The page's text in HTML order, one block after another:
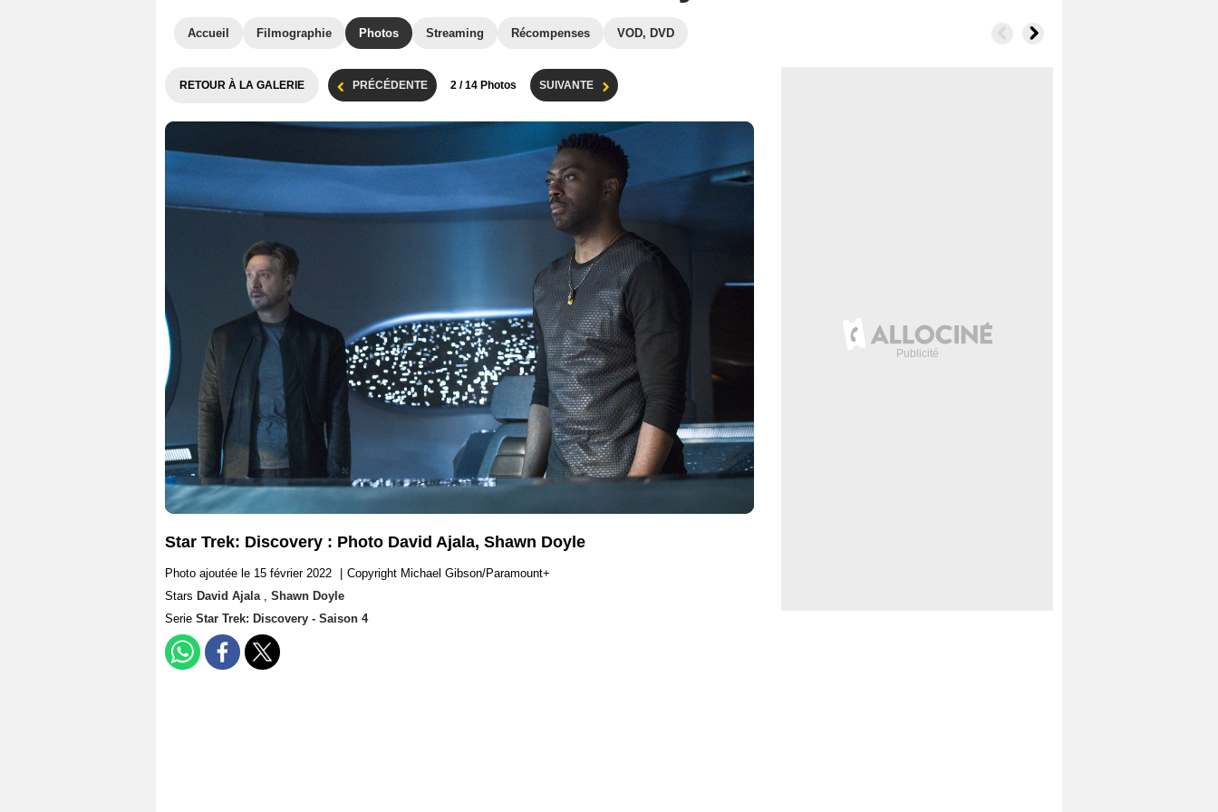
Accueil Filmographie Photos Streaming Récompenses VOD, DVD
RETOUR À LA GALERIE PRÉCÉDENTE 2 / 14 Photos SUIVANTE
Star Trek: Discovery : Photo David Ajala, Shawn Doyle
Photo ajoutée le 15 février 2022
Copyright Michael Gibson/Paramount+
Stars David Ajala , Shawn Doyle
Serie Star Trek: Discovery - Saison 4